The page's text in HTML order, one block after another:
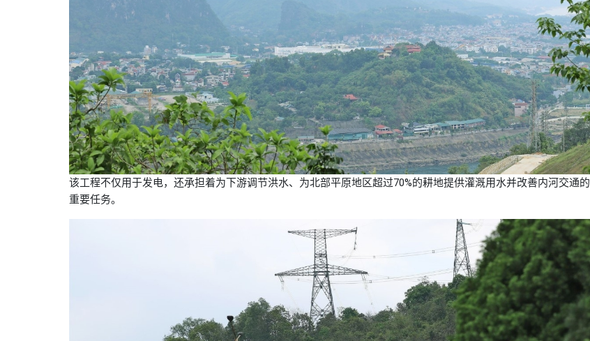
该工程不仅用于发电，还承担着为下游调节洪水、为北部平原地区超过70%的耕地提供灌溉用水并改善内河交通的
重要任务。